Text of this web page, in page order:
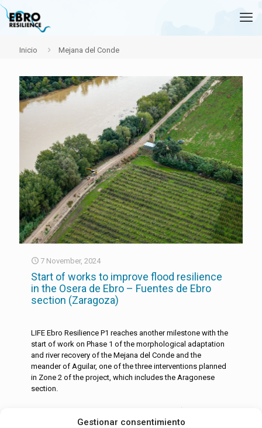
Gestionar consentimiento
Inicio Mejana del Conde
7 November, 2024
Start of works to improve flood resilience
in the Osera de Ebro – Fuentes de Ebro
section (Zaragoza)
LIFE Ebro Resilience P1 reaches another milestone with the
start of work on Phase 1 of the morphological adaptation
and river recovery of the Mejana del Conde and the
meander of Aguilar, one of the three interventions planned
in Zone 2 of the project, which includes the Aragonese
section.